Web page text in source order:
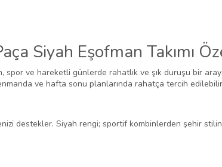
Siyah Eşofman Takımı
spor ve hareketli günlerde rahatlık ve şık duruşu bir
ve hafta sonu planlarında rahatça tercih edilebilir.
destekler. Siyah rengi; sportif kombinlerden şehir